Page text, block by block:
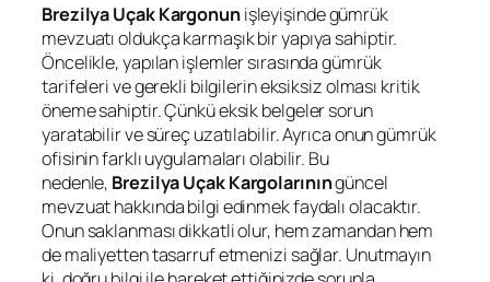
Brezilya Uçak Kargonunişleyişinde gümrük
mevzuatı oldukça karmaşık bir yapıya sahiptir.
Öncelikle, yapılan işlemler sırasında gümrük
tarifeleri ve gerekli bilgilerin eksiksiz olması kritik
öneme sahiptir. Çünkü eksik belgeler sorun
yaratabilir ve süreç uzatılabilir. Ayrıca onun gümrük
ofisinin farklı uygulamaları olabilir. Bu
nedenle, Brezilya Uçak Kargolarınıngüncel
mevzuat hakkında bilgi edinmek faydalı olacaktır.
Onun saklanması dikkatli olur, hem zamandan hem
de maliyetten tasarruf etmenizi sağlar. Unutmayın